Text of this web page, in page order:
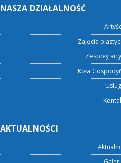
NASZA DZIAŁALNOŚĆ
Zajęcia
Zespoły
Koła
AKTUALNOŚCI